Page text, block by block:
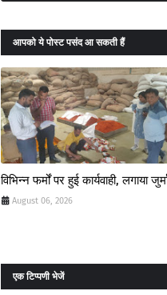
आपको ये पोस्ट पसंद आ सकती हैं
विभिन्न फर्मों पर हुई कार्यवाही, लगाया
August 06, 2026
एक टिप्पणी भेजें